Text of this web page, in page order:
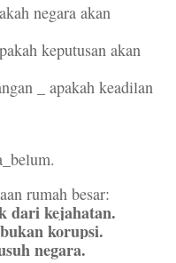
negara akan
keputusan akan
_ apakah keadilan
rumah besar:
dari kejahatan.
korupsi.
negara.